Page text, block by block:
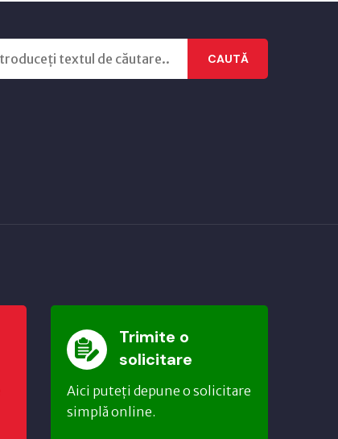
CAUTĂ
Trimite o
solicitare
Aici puteți depune o solicitare
simplă online.